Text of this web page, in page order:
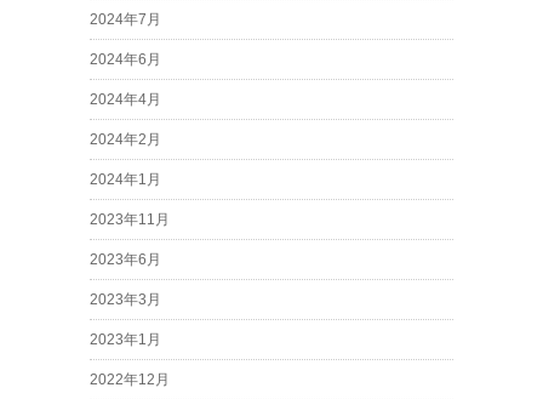
2024年7月
2024年6月
2024年4月
2024年2月
2024年1月
2023年11月
2023年6月
2023年3月
2023年1月
2022年12月